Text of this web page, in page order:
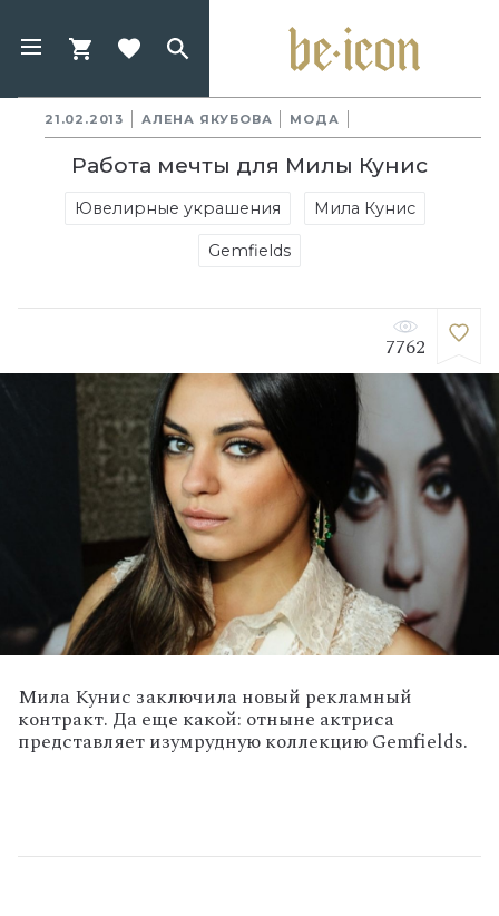
21.02.2013 АЛЕНА ЯКУБОВА МОДА
Работа мечты для Милы Кунис
Ювелирные украшения Мила Кунис
Gemfields
7762
Мила Кунис заключила новый рекламный
контракт. Да еще какой: отныне актриса
представляет изумрудную коллекцию Gemfields.